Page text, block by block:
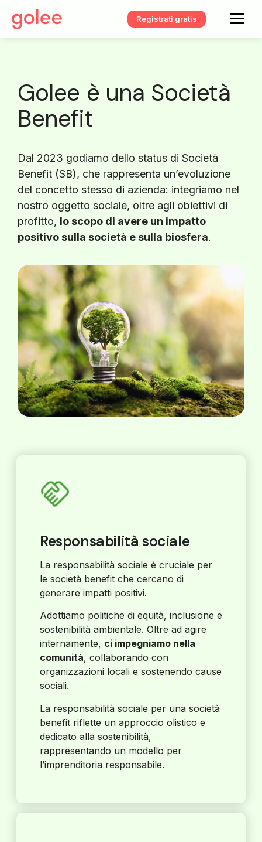
Registrati gratis
Golee è una Società
Benefit
Dal 2023 godiamo dello status di Società
Benefit (SB), che rappresenta un’evoluzione
del concetto stesso di azienda: integriamo nel
nostro oggetto sociale, oltre agli obiettivi di
profitto, lo scopo di avere un impatto
positivo sulla società e sulla biosfera.
Responsabilità sociale
La responsabilità sociale è cruciale per
le società benefit che cercano di
generare impatti positivi.
Adottiamo politiche di equità, inclusione e
sostenibilità ambientale. Oltre ad agire
internamente, ci impegniamo nella
comunità, collaborando con
organizzazioni locali e sostenendo cause
sociali.
La responsabilità sociale per una società
benefit riflette un approccio olistico e
dedicato alla sostenibilità,
rappresentando un modello per
l’imprenditoria responsabile.